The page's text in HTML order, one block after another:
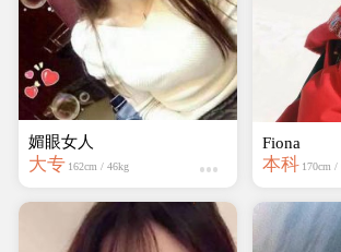
媚眼女人
大专 162cm / 46kg
Fiona
本科 170cm /